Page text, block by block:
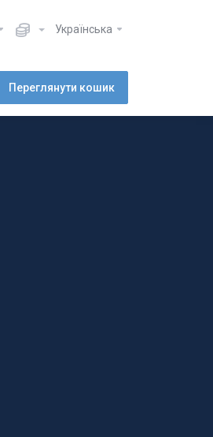
Українська
Переглянути кошик